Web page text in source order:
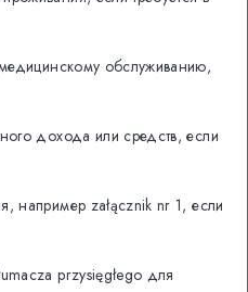
обслуживанию,
дохода или средств, если
например załącznik nr 1, если
przysięgłego для